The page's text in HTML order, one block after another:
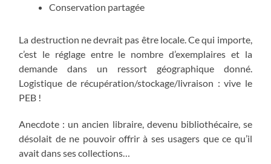
Conservation partagée
La destruction ne devrait pas être locale. Ce qui importe,
c’est le réglage entre le nombre d’exemplaires et la
demande dans un ressort géographique donné.
Logistique de récupération/stockage/livraison : vive le
PEB !
Anecdote : un ancien libraire, devenu bibliothécaire, se
désolait de ne pouvoir offrir à ses usagers que ce qu’il
avait dans ses collections…